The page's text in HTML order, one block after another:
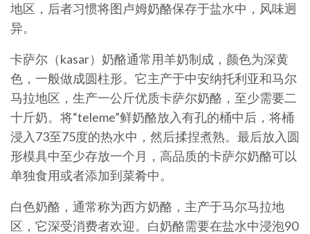
地区，后者习惯将图卢姆奶酪保存于盐水中，风味迥
异。
卡萨尔（kasar）奶酪通常用羊奶制成，颜色为深黄
色，一般做成圆柱形。它主产于中安纳托利亚和马尔
马拉地区，生产一公斤优质卡萨尔奶酪，至少需要二
十斤奶。将“teleme”鲜奶酪放入有孔的桶中后，将桶
浸入73至75度的热水中，然后揉捏煮熟。最后放入圆
形模具中至少存放一个月，高品质的卡萨尔奶酪可以
单独食用或者添加到菜肴中。
白色奶酪，通常称为西方奶酪，主产于马尔马拉地
区，它深受消费者欢迎。白奶酪需要在盐水中浸泡90